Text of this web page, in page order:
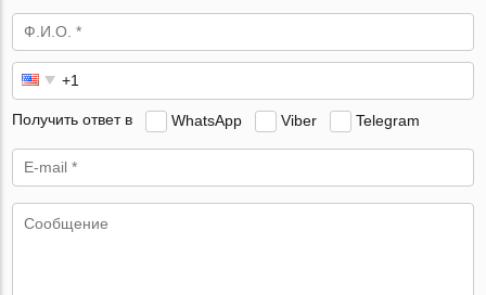
Получить ответ в WhatsApp Viber Telegram